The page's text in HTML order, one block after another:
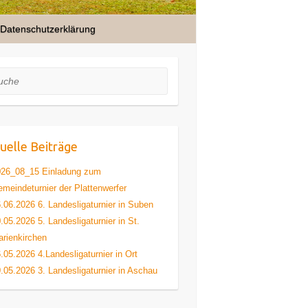
Datenschutzerklärung
Beiträge
Einladung zum
der Plattenwerfer
6. Landesligaturnier in Suben
5. Landesligaturnier in St.
4.Landesligaturnier in Ort
3. Landesligaturnier in Aschau